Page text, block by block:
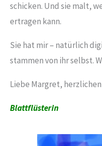
schicken. Und sie malt,
ertragen kann.
Sie hat mir – natürlich
stammen von ihr selbst.
Liebe Margret,
Blattflüsterin